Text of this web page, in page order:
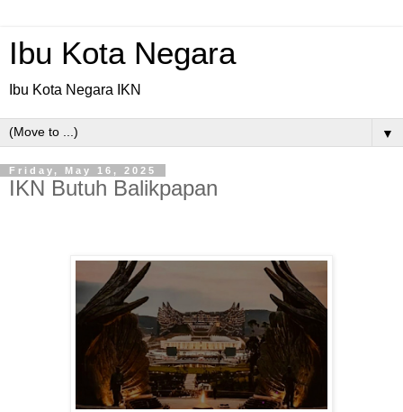
Ibu Kota Negara
Ibu Kota Negara IKN
▼
Friday, May 16, 2025
IKN Butuh Balikpapan